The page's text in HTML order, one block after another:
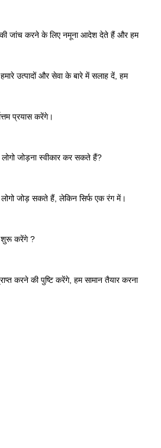
जांच करने के लिए नमूना आदेश देते हैं और हम
उत्पादों और सेवा के बारे में सलाह दें, हम
प्रयास करेंगे।
जोड़ना स्वीकार कर सकते हैं?
जोड़ सकते हैं, लेकिन सिर्फ एक रंग में।
शुरू करेंगे ?
करने की पुष्टि करेंगे, हम सामान तैयार करना